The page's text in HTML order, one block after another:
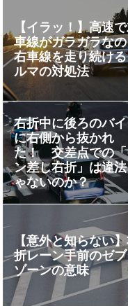
【イラッ！】高速
車線がガラガラな
右車線を走り続け
ルマの対処法
右折中に後ろのバ
に右側から抜かれ
た！ 交差点での
ン差し右折」は違
ゃないのか？
【意外と知らない
折レーン手前のゼ
ゾーンの意味